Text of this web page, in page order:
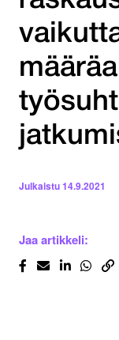
Julkaistu14.9.2021
Jaa artikkeli: